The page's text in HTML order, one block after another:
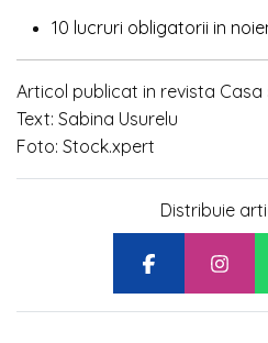
10 lucruri obligatorii in
Articol publicat in revista Casa
Text: Sabina Usurelu
Foto: Stock.xpert
Distribuie